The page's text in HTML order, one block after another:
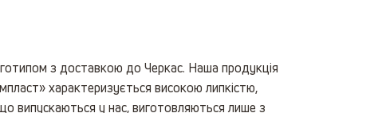
з доставкою до Черкас. Наша продукція
характеризується високою липкістю,
випускаються у нас, виготовляються лише з